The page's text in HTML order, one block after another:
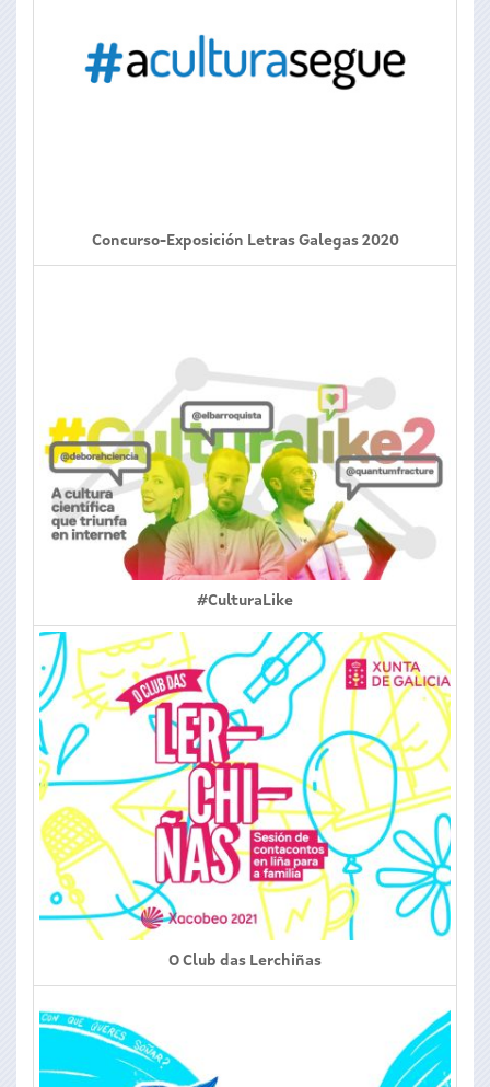
Concurso-Exposición Letras Galegas 2020
#CulturaLike
O Club das Lerchiñas